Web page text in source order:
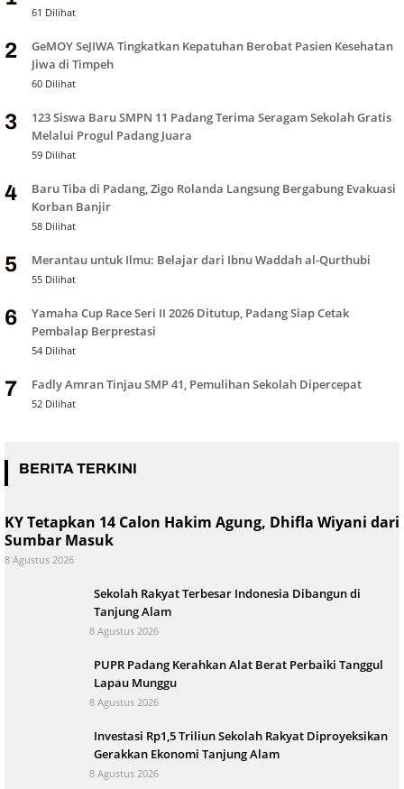
61 Dilihat
2
GeMOY SeJIWA Tingkatkan Kepatuhan Berobat Pasien Kesehatan
Jiwa di Timpeh
60 Dilihat
3
123 Siswa Baru SMPN 11 Padang Terima Seragam Sekolah Gratis
Melalui Progul Padang Juara
59 Dilihat
4
Baru Tiba di Padang, Zigo Rolanda Langsung Bergabung Evakuasi
Korban Banjir
58 Dilihat
5 Merantau untuk Ilmu: Belajar dari Ibnu Waddah al-Qurthubi
55 Dilihat
6
Yamaha Cup Race Seri II 2026 Ditutup, Padang Siap Cetak
Pembalap Berprestasi
54 Dilihat
7 Fadly Amran Tinjau SMP 41, Pemulihan Sekolah Dipercepat
52 Dilihat
BERITA TERKINI
KY Tetapkan 14 Calon Hakim Agung, Dhifla Wiyani dari
Sumbar Masuk
8 Agustus 2026
Sekolah Rakyat Terbesar Indonesia Dibangun di
Tanjung Alam
8 Agustus 2026
PUPR Padang Kerahkan Alat Berat Perbaiki Tanggul
Lapau Munggu
8 Agustus 2026
Investasi Rp1,5 Triliun Sekolah Rakyat Diproyeksikan
Gerakkan Ekonomi Tanjung Alam
8 Agustus 2026